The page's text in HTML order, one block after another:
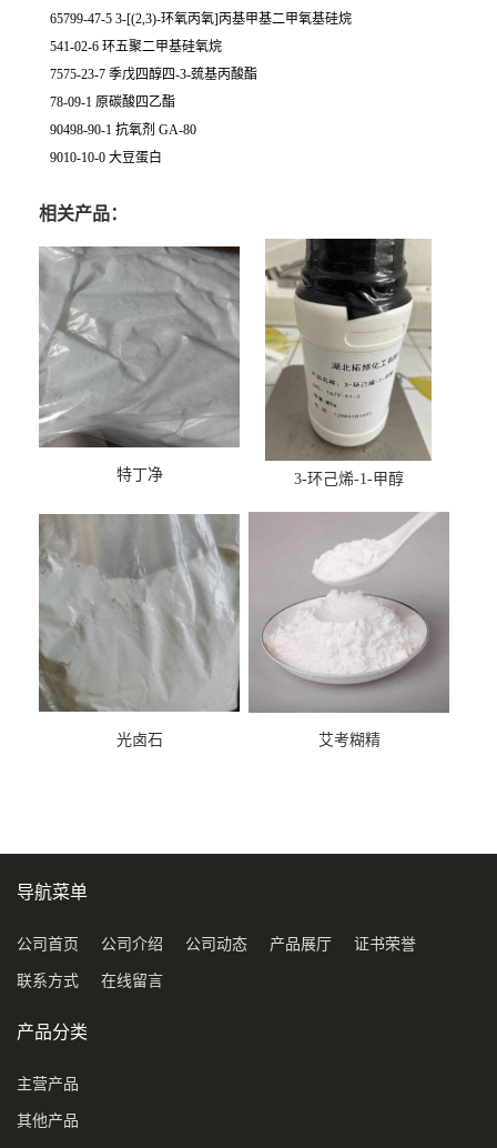
65799-47-5 3-[(2,3)-环氧丙氧]丙基甲基二甲氧基硅烷
541-02-6 环五聚二甲基硅氧烷
7575-23-7 季戊四醇四-3-巯基丙酸酯
78-09-1 原碳酸四乙酯
90498-90-1 抗氧剂 GA-80
9010-10-0 大豆蛋白
相关产品：
特丁净 3-环己烯-1-甲醇
光卤石 艾考糊精
导航菜单
公司首页 公司介绍 公司动态 产品展厅 证书荣誉
联系方式 在线留言
产品分类
主营产品
其他产品